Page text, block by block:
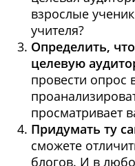
взрослые
учителя?
Определить,
целевую
провести опрос
просматривает
Придумать ту
сможете
блогов. И в